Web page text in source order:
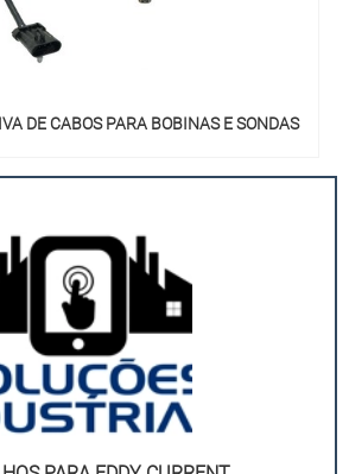
DE CABOS PARA BOBINAS E SONDAS